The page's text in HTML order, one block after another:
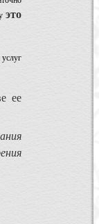
это
ее